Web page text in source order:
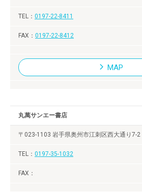
0197-22-8411
0197-22-8412
MAP
丸萬サンエー書店
〒023-1103 岩手県奥州市江刺区西大通り7-2
0197-35-1032